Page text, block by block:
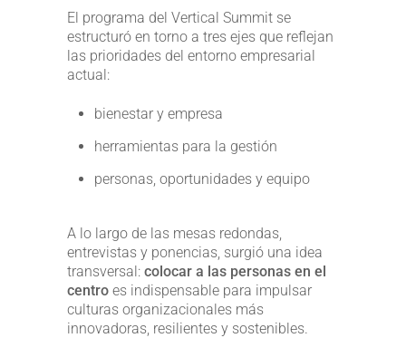
El programa del Vertical Summit se
estructuró en torno a tres ejes que reflejan
las prioridades del entorno empresarial
actual:
bienestar y empresa
herramientas para la gestión
personas, oportunidades y equipo
A lo largo de las mesas redondas,
entrevistas y ponencias, surgió una idea
transversal: colocar a las personas en el
centro es indispensable para impulsar
culturas organizacionales más
innovadoras, resilientes y sostenibles.